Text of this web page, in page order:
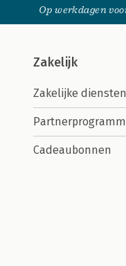
Op werkdagen
Zakelijk
Zakelijke diensten
Cadeaubonnen